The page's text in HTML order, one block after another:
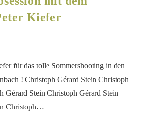
Kiefer
für das tolle Sommershooting in den
! Christoph Gérard Stein Christoph
Gérard Stein Christoph Gérard Stein
Christoph…